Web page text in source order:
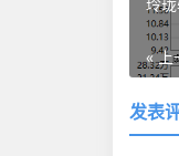
« 上
发表